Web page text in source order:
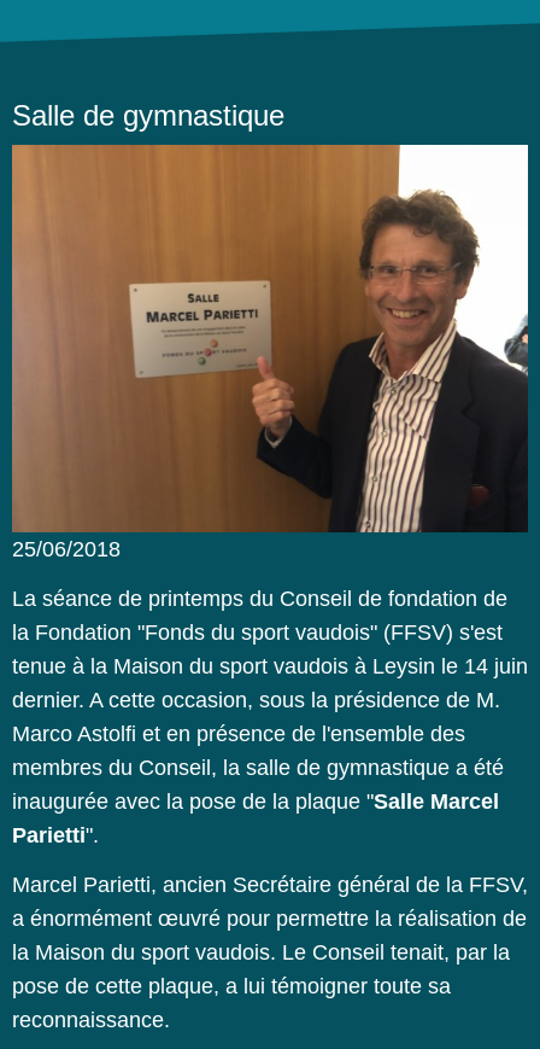
Salle de gymnastique
25/06/2018
La séance de printemps du Conseil de fondation de
la Fondation "Fonds du sport vaudois" (FFSV) s'est
tenue à la Maison du sport vaudois à Leysin le 14 juin
dernier. A cette occasion, sous la présidence de M.
Marco Astolfi et en présence de l'ensemble des
membres du Conseil, la salle de gymnastique a été
inaugurée avec la pose de la plaque "Salle Marcel
Parietti".
Marcel Parietti, ancien Secrétaire général de la FFSV,
a énormément œuvré pour permettre la réalisation de
la Maison du sport vaudois. Le Conseil tenait, par la
pose de cette plaque, a lui témoigner toute sa
reconnaissance.